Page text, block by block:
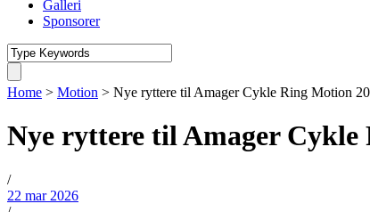
Galleri
Sponsorer
Home > Motion > Nye ryttere til Amager Cykle Ring Motion
Nye ryttere til Amager Cykle
/
22 mar 2026